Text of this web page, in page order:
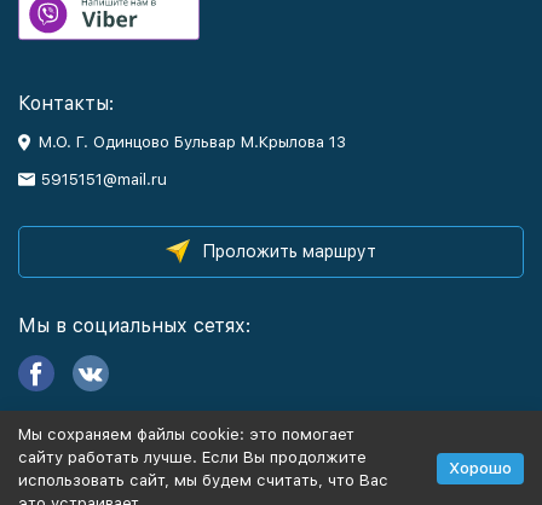
Контакты:
М.О. Г. Одинцово Бульвар М.Крылова 13
5915151@mail.ru
Проложить маршрут
Мы в социальных сетях:
Информация
Мы сохраняем файлы cookie: это помогает
сайту работать лучше. Если Вы продолжите
использовать сайт, мы будем считать, что Вас
Хорошо